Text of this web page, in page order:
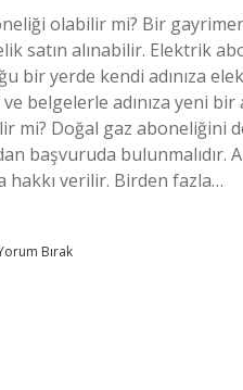
olabilir mi? Bir
satın alınabilir. Elektrik
bir yerde kendi adınıza
belgelerle adınıza yeni
mi? Doğal gaz aboneliğini
başvuruda
hakkı verilir. Birden fazla…
Bırak